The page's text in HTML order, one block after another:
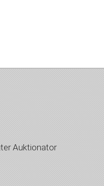
Auktionator